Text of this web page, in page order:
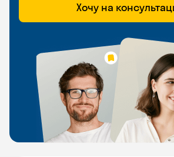
Хочу на